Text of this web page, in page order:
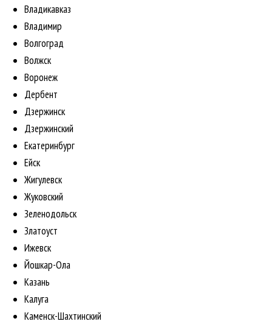
Владикавказ
Владимир
Волгоград
Волжск
Воронеж
Дербент
Дзержинск
Дзержинский
Екатеринбург
Ейск
Жигулевск
Жуковский
Зеленодольск
Златоуст
Ижевск
Йошкар-Ола
Казань
Калуга
Каменск-Шахтинский